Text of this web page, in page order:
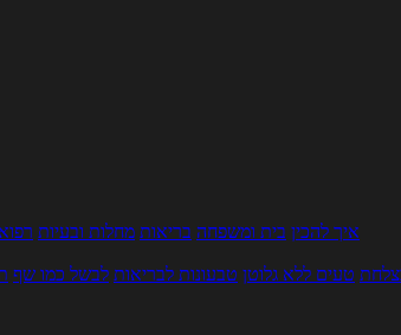
איך להכין בית ומשפחה בריאות מחלות ובעיות
טעים ללא גלוטן טבעונות לבריאות לבשל כמו שף